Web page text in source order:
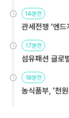
14분전
관세전쟁 '엔
용해야
17분전
섬유패션 글로
원
18분전
농식품부, '천